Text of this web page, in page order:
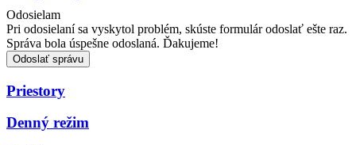
Odosielam
Pri odosielaní sa vyskytol problém, skúste formulár odoslať ešte raz.
Správa bola úspešne odoslaná. Ďakujeme!
Odoslať správu
Priestory
Denný režim